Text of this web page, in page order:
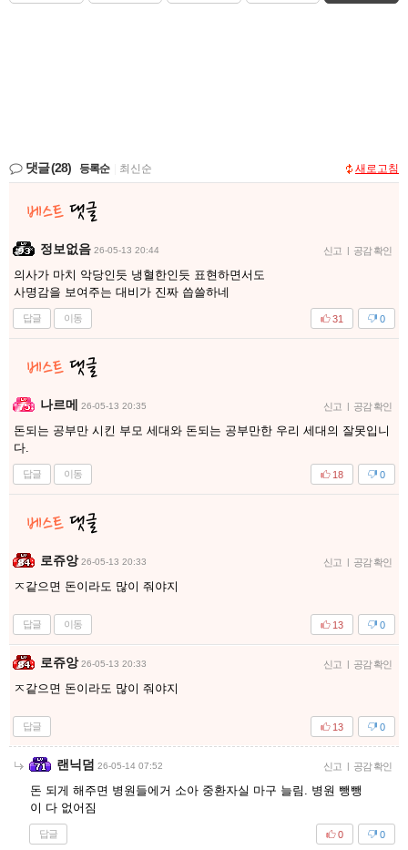
댓글(28) 등록순 최신순 새로고침
정보없음 26-05-13 20:44 신고 | 공감 확인
의사가 마치 악당인듯 냉혈한인듯 표현하면서도
사명감을 보여주는 대비가 진짜 씁쓸하네
답글 이동 0
31
나르메 26-05-13 20:35 신고 | 공감 확인
돈되는 공부만 시킨 부모 세대와 돈되는 공부만한 우리 세대의 잘못입니
다.
답글 이동 0
18
로쥬앙 26-05-13 20:33 신고 | 공감 확인
ㅈ같으면 돈이라도 많이 줘야지
답글 이동 0
13
로쥬앙 26-05-13 20:33 신고 | 공감 확인
ㅈ같으면 돈이라도 많이 줘야지
답글 0
13
랜닉덤 26-05-14 07:52 신고 | 공감 확인
돈 되게 해주면 병원들에거 소아 중환자실 마구 늘림. 병원 뺑뺑
이 다 없어짐
답글 0
0